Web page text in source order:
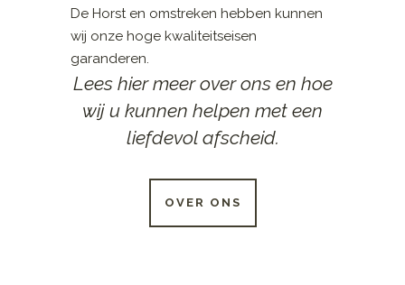
De Horst en omstreken hebben kunnen
wij onze hoge kwaliteitseisen
garanderen.
Lees hier meer over ons en hoe
wij u kunnen helpen met een
liefdevol afscheid.
OVER ONS